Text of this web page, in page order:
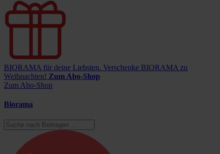
BIORAMA für deine Liebsten. Verschenke BIORAMA zu
Weihnachten! Zum Abo-Shop
Zum Abo-Shop
Biorama